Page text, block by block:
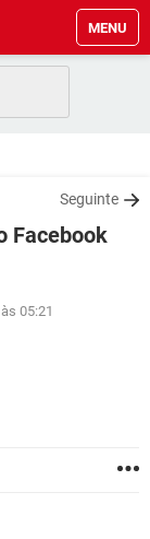
MENU
Seguinte
Facebook
05:21